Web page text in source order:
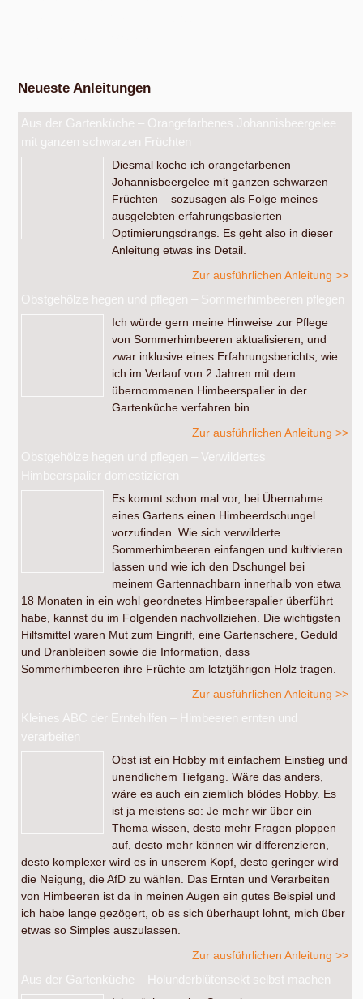
Neueste Anleitungen
Aus der Gartenküche – Orangefarbenes Johannisbeergelee
mit ganzen schwarzen Früchten
Diesmal koche ich orangefarbenen
Johannisbeergelee mit ganzen schwarzen
Früchten – sozusagen als Folge meines
ausgelebten erfahrungsbasierten
Optimierungsdrangs. Es geht also in dieser
Anleitung etwas ins Detail.
Zur ausführlichen Anleitung >>
Obstgehölze hegen und pflegen – Sommerhimbeeren pflegen
Ich würde gern meine Hinweise zur Pflege
von Sommerhimbeeren aktualisieren, und
zwar inklusive eines Erfahrungsberichts, wie
ich im Verlauf von 2 Jahren mit dem
übernommenen Himbeerspalier in der
Gartenküche verfahren bin.
Zur ausführlichen Anleitung >>
Obstgehölze hegen und pflegen – Verwildertes
Himbeerspalier domestizieren
Es kommt schon mal vor, bei Übernahme
eines Gartens einen Himbeerdschungel
vorzufinden. Wie sich verwilderte
Sommerhimbeeren einfangen und kultivieren
lassen und wie ich den Dschungel bei
meinem Gartennachbarn innerhalb von etwa
18 Monaten in ein wohl geordnetes Himbeerspalier überführt
habe, kannst du im Folgenden nachvollziehen. Die wichtigsten
Hilfsmittel waren Mut zum Eingriff, eine Gartenschere, Geduld
und Dranbleiben sowie die Information, dass
Sommerhimbeeren ihre Früchte am letztjährigen Holz tragen.
Zur ausführlichen Anleitung >>
Kleines ABC der Erntehilfen – Himbeeren ernten und
verarbeiten
Obst ist ein Hobby mit einfachem Einstieg und
unendlichem Tiefgang. Wäre das anders,
wäre es auch ein ziemlich blödes Hobby. Es
ist ja meistens so: Je mehr wir über ein
Thema wissen, desto mehr Fragen ploppen
auf, desto mehr können wir differenzieren,
desto komplexer wird es in unserem Kopf, desto geringer wird
die Neigung, die AfD zu wählen. Das Ernten und Verarbeiten
von Himbeeren ist da in meinen Augen ein gutes Beispiel und
ich habe lange gezögert, ob es sich überhaupt lohnt, mich über
etwas so Simples auszulassen.
Zur ausführlichen Anleitung >>
Aus der Gartenküche – Holunderblütensekt selbst machen